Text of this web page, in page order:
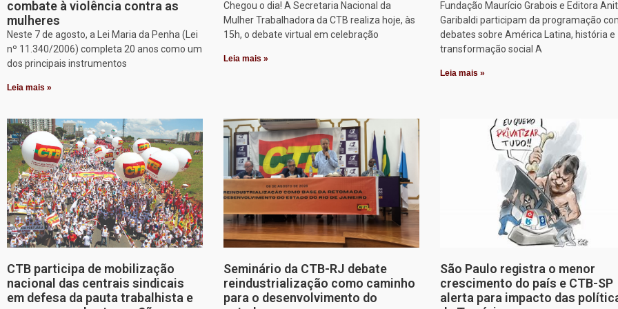
combate à violência contra as
mulheres
Neste 7 de agosto, a Lei Maria da Penha (Lei
nº 11.340/2006) completa 20 anos como um
dos principais instrumentos
Leia mais »
Chegou o dia! A Secretaria Nacional da
Mulher Trabalhadora da CTB realiza hoje, às
15h, o debate virtual em celebração
Leia mais »
Fundação Maurício Grabois e Editora
Garibaldi participam da programação
debates sobre América Latina, história e
transformação social A
Leia mais »
CTB participa de mobilização
nacional das centrais sindicais
em defesa da pauta trabalhista e
Seminário da CTB-RJ debate
reindustrialização como caminho
para o desenvolvimento do
São Paulo registra o menor
crescimento do país e CTB-SP
alerta para impacto das